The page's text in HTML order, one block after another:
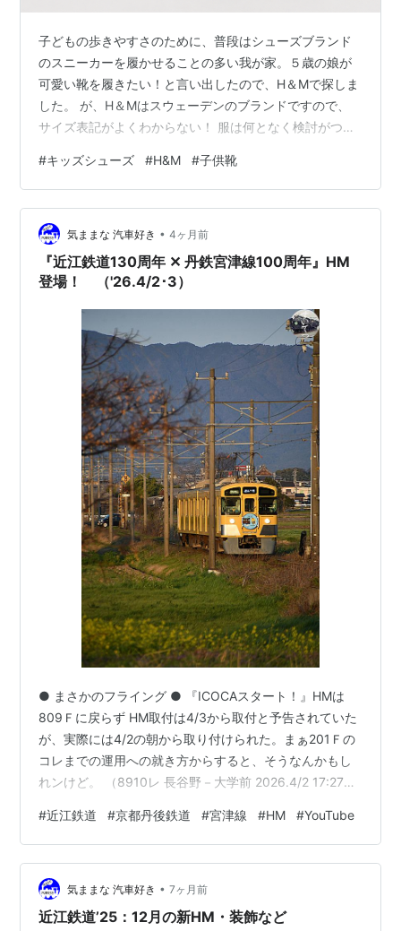
子どもの歩きやすさのために、普段はシューズブランド
のスニーカーを履かせることの多い我が家。５歳の娘が
可愛い靴を履きたい！と言い出したので、H＆Mで探しま
した。 が、H＆Mはスウェーデンのブランドですので、
サイズ表記がよくわからない！ 服は何となく検討がつく
は幼稚園年長さんのうちの娘のバレエシューズの実例を
踏まえ、H＆Mキッズシューズのサイズ感についてレビュ
ーしていきたいと思います。
#キッズシューズ #H&M #子供靴
気ままな 汽車好き • 4ヶ月前
『近江鉄道130周年 ✕ 丹鉄宮津線100周年』HM
登場！ （'26.4/2･3）
● まさかのフライング ● 『ICOCAスタート！』HMは
809Ｆに戻らず HM取付は4/3から取付と予告されていた
が、実際には4/2の朝から取り付けられた。まぁ201Ｆの
コレまでの運用への就き方からすると、そうなんかもし
れンけど。 （8910レ 長谷野－大学前 2026.4/2 17:27）
振り返ってもう一枚。なるほど、前後でデザインが違う
ンや。 八日市線に先廻り。毎朝のルーチンでは半逆光と
なるポイントも、夕刻なら順光。 （8911レ 太郎坊宮前
－市辺 2026.4/2 17:47） 引き付けてもう一枚。「駅長が
ちゃこん」と「カモノハシの…
#近江鉄道 #京都丹後鉄道 #宮津線 #HM #YouTube
気ままな 汽車好き • 7ヶ月前
近江鉄道’25：12月の新HM・装飾など